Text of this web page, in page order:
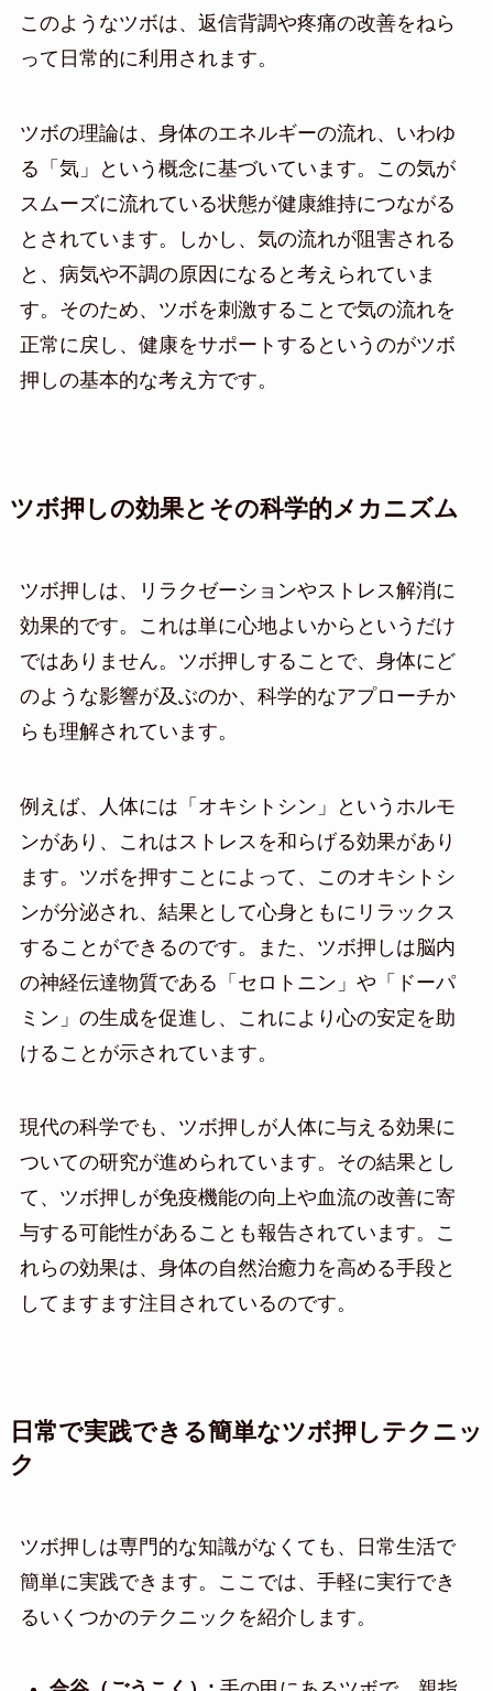
このようなツボは、返信背調や疼痛の改善をねら
って日常的に利用されます。
ツボの理論は、身体のエネルギーの流れ、いわゆ
る「気」という概念に基づいています。この気が
スムーズに流れている状態が健康維持につながる
とされています。しかし、気の流れが阻害される
と、病気や不調の原因になると考えられていま
す。そのため、ツボを刺激することで気の流れを
正常に戻し、健康をサポートするというのがツボ
押しの基本的な考え方です。
ツボ押しの効果とその科学的メカニズム
ツボ押しは、リラクゼーションやストレス解消に
効果的です。これは単に心地よいからというだけ
ではありません。ツボ押しすることで、身体にど
のような影響が及ぶのか、科学的なアプローチか
らも理解されています。
例えば、人体には「オキシトシン」というホルモ
ンがあり、これはストレスを和らげる効果があり
ます。ツボを押すことによって、このオキシトシ
ンが分泌され、結果として心身ともにリラックス
することができるのです。また、ツボ押しは脳内
の神経伝達物質である「セロトニン」や「ドーパ
ミン」の生成を促進し、これにより心の安定を助
けることが示されています。
現代の科学でも、ツボ押しが人体に与える効果に
ついての研究が進められています。その結果とし
て、ツボ押しが免疫機能の向上や血流の改善に寄
与する可能性があることも報告されています。こ
れらの効果は、身体の自然治癒力を高める手段と
してますます注目されているのです。
日常で実践できる簡単なツボ押しテクニッ
ク
ツボ押しは専門的な知識がなくても、日常生活で
簡単に実践できます。ここでは、手軽に実行でき
るいくつかのテクニックを紹介します。